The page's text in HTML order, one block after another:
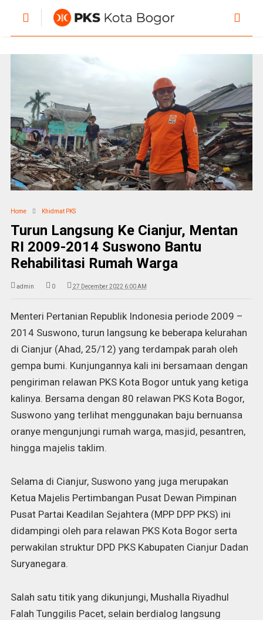
Home Khidmat PKS
Turun Langsung Ke Cianjur, Mentan
RI 2009-2014 Suswono Bantu
Rehabilitasi Rumah Warga
admin 0 27 December 2022 6:00 AM
Menteri Pertanian Republik Indonesia periode 2009 –
2014 Suswono, turun langsung ke beberapa kelurahan
di Cianjur (Ahad, 25/12) yang terdampak parah oleh
gempa bumi. Kunjungannya kali ini bersamaan dengan
pengiriman relawan PKS Kota Bogor untuk yang ketiga
kalinya. Bersama dengan 80 relawan PKS Kota Bogor,
Suswono yang terlihat menggunakan baju bernuansa
oranye mengunjungi rumah warga, masjid, pesantren,
hingga majelis taklim.
Selama di Cianjur, Suswono yang juga merupakan
Ketua Majelis Pertimbangan Pusat Dewan Pimpinan
Pusat Partai Keadilan Sejahtera (MPP DPP PKS) ini
didampingi oleh para relawan PKS Kota Bogor serta
perwakilan struktur DPD PKS Kabupaten Cianjur Dadan
Suryanegara.
Salah satu titik yang dikunjungi, Mushalla Riyadhul
Falah Tunggilis Pacet, selain berdialog langsung